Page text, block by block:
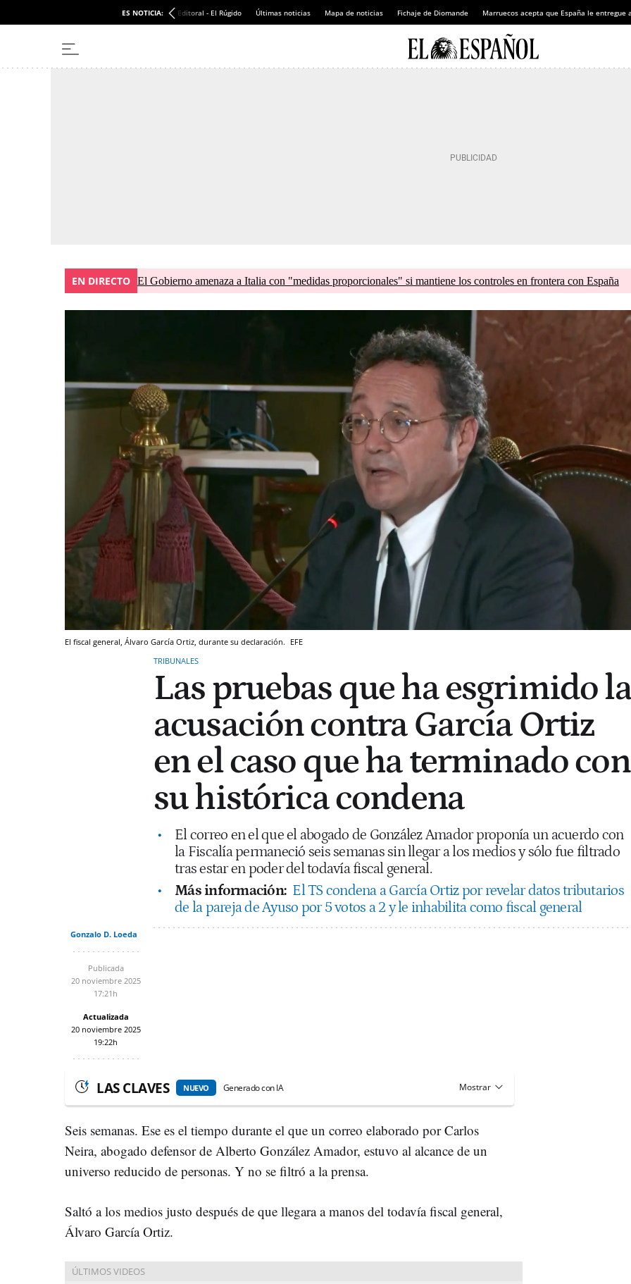
ES NOTICIA: Editoral - El Rúgido Últimas noticias Mapa de noticias Fichaje de Diomande Marruecos acepta que España le entregue
EN DIRECTO El Gobierno amenaza a Italia con "medidas proporcionales" si mantiene los controles en frontera con España
El fiscal general, Álvaro García Ortiz, durante su declaración. EFE
TRIBUNALES
Las pruebas que ha esgrimido la
acusación contra García Ortiz
en el caso que ha terminado con
su histórica condena
El correo en el que el abogado de González Amador proponía un acuerdo con
la Fiscalía permaneció seis semanas sin llegar a los medios y sólo fue filtrado
tras estar en poder del todavía fiscal general.
Más información: El TS condena a García Ortiz por revelar datos tributarios
de la pareja de Ayuso por 5 votos a 2 y le inhabilita como fiscal general
Gonzalo D. Loeda
Publicada
20 noviembre 2025
17:21h
Actualizada
20 noviembre 2025
19:22h
LAS CLAVES NUEVO Generado con IA
Seis semanas. Ese es el tiempo durante el que un correo elaborado por Carlos
Neira, abogado defensor de Alberto González Amador, estuvo al alcance de un
universo reducido de personas. Y no se filtró a la prensa.
Saltó a los medios justo después de que llegara a manos del todavía fiscal general,
Álvaro García Ortiz.